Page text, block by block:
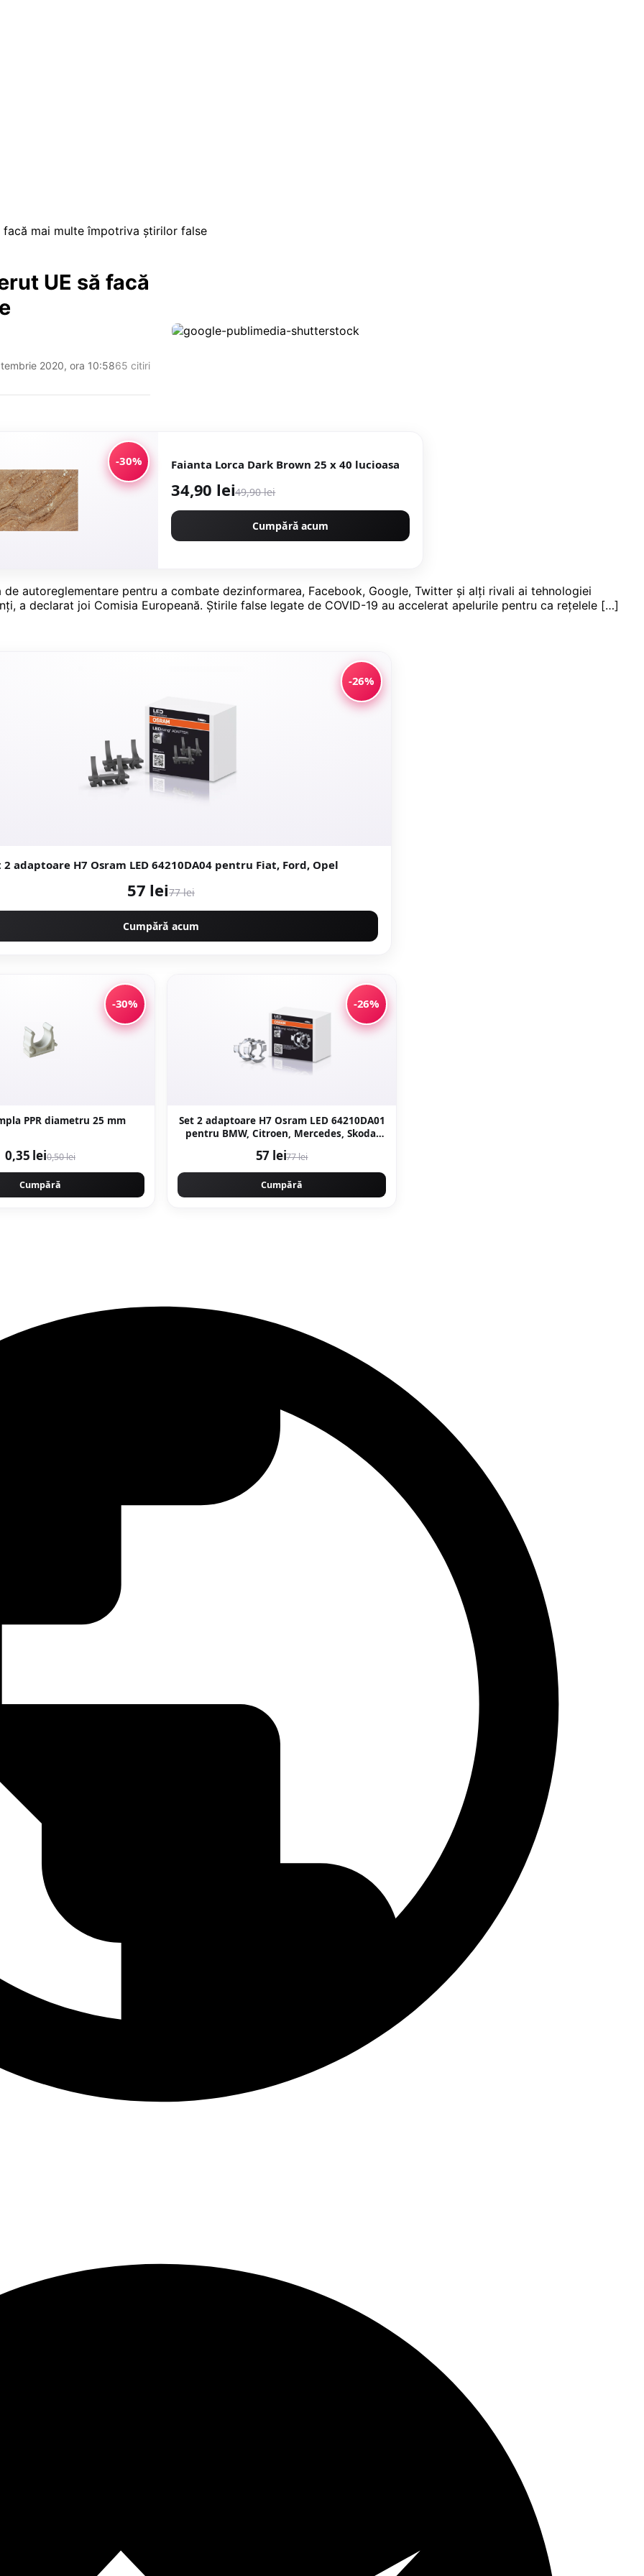
mai multe împotriva știrilor false
UE să facă
2020, ora 10:5865 citiri
-30% Faianta Lorca Dark Brown 25 x 40 lucioasa
34,90 lei49,90 lei
Cumpără acum
autoreglementare pentru a combate dezinformarea, Facebook, Google, Twitter și alți rivali ai tehnologiei
a declarat joi Comisia Europeană. Știrile false legate de COVID-19 au accelerat apelurile pentru ca rețelele […]
-26%
2 adaptoare H7 Osram LED 64210DA04 pentru Fiat, Ford, Opel
57 lei77 lei
Cumpără acum
-30%
Clema simpla PPR diametru 25 mm
0,35 lei0,50 lei
Cumpără
-26%
Set 2 adaptoare H7 Osram LED 64210DA01
pentru BMW, Citroen, Mercedes, Skoda,
57 lei77 lei
Cumpără